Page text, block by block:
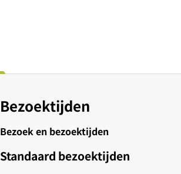
Bezoektijden
Bezoek en bezoektijden
Standaard bezoektijden